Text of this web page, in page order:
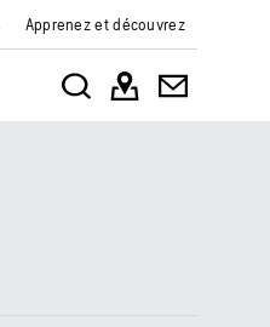
Apprenez et découvrez